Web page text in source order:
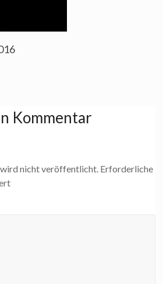
Kommentar
nicht veröffentlicht. Erforderliche